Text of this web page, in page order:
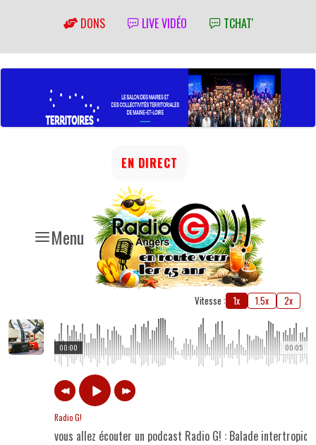
DONS LIVE VIDÉO TCHAT'
Menu
EN DIRECT
Vitesse : 1x 1.5x 2x
00:05
00:00
Radio G!
vous allez écouter un podcast Radio G! : Balade